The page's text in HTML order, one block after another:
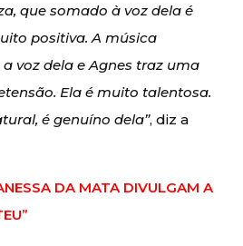
que somado à voz dela é
positiva. A música
voz dela e Agnes traz uma
Ela é muito talentosa.
é genuíno dela”, diz a
DA MATA DIVULGAM A